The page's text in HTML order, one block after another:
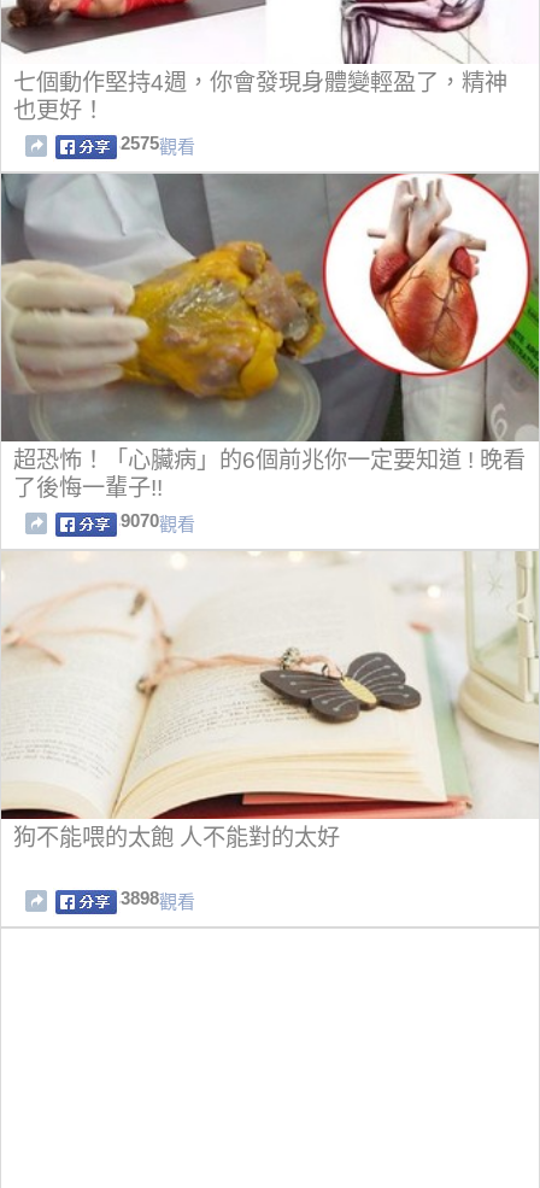
七個動作堅持4週，你會發現身體變輕盈了，精神
也更好！
2575觀看
超恐怖！「心臟病」的6個前兆你一定要知道 ! 晚看
了後悔一輩子!!
9070觀看
狗不能喂的太飽 人不能對的太好
3898觀看